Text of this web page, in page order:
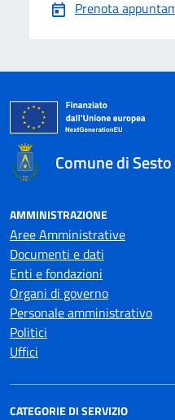
Prenota
Comune di
AMMINISTRAZIONE
Aree Amministrative
Documenti e dati
Enti e fondazioni
Organi di governo
Personale amministrativo
Politici
Uffici
CATEGORIE DI SERVIZIO